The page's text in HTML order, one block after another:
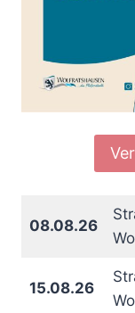
08.08.26
15.08.26